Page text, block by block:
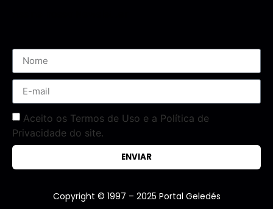
Aceito os Termos de Uso e a Política de
Privacidade do site.
ENVIAR
Copyright © 1997 – 2025 Portal Geledés